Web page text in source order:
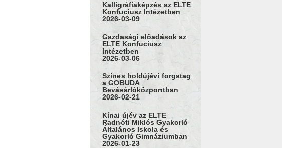
Kalligráfiaképzés az ELTE
Konfuciusz Intézetben
2026-03-09
Gazdasági előadások az
ELTE Konfuciusz
Intézetben
2026-03-06
Színes holdújévi forgatag
a GOBUDA
Bevásárlóközpontban
2026-02-21
Kínai újév az ELTE
Radnóti Miklós Gyakorló
Általános Iskola és
Gyakorló Gimnáziumban
2026-01-23